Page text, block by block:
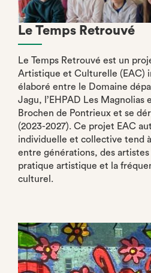
Le Temps Retrouvé
Le Temps Retrouvé est un
Artistique et Culturelle (EAC)
élaboré entre le Domaine
Jagu, l’EHPAD Les Magnolias
Brochen de Pontrieux et se
(2023-2027). Ce projet EAC
individuelle et collective tend
entre générations, des
pratique artistique et la
culturel.